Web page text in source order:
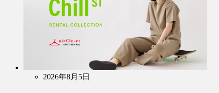
2026年8月5日